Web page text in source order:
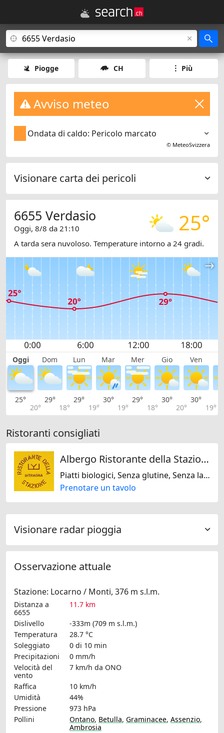
Piogge CH Più
Avviso meteo
Ondata di caldo: Pericolo marcato
© MeteoSvizzera
Visionare carta dei pericoli
25°
6655 Verdasio
Oggi, 8/8 da 21:10
A tarda sera nuvoloso. Temperature intorno a 24 gradi.
Oggi Dom Lun Mar Mer Gio Ven
25°
20°
29°
18°
29°
19°
30°
19°
29°
18°
30°
20°
30°
19°
Ristoranti consigliati
Albergo Ristorante della Stazione da YanElo
Piatti biologici, Senza glutine, Senza lattosio, Senza noci, Senza soja, Mediterranea, Francese, Italiana, Regionale, Svizzera
Prenotare un tavolo
Visionare radar pioggia
Osservazione attuale
Stazione: Locarno / Monti, 376 m s.l.m.
Distanza a
6655
11.7 km
Dislivello
-333m (709 m s.l.m.)
Temperatura
28.7 °C
Soleggiato
0 di 10 min
Precipitazioni
0 mm/h
Velocità del
vento
7 km/h da ONO
Raffica
10 km/h
Umidità
44%
Pressione
973 hPa
Pollini
Ontano, Betulla, Graminacee, Assenzio,
Ambrosia